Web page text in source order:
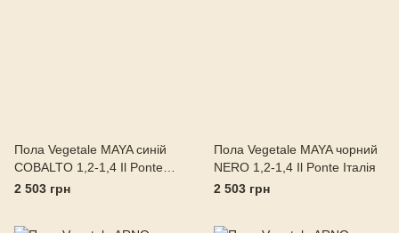
Пола Vegetale MAYA синій
COBALTO 1,2-1,4 Il Ponte
Італія
2 503 грн
Пола Vegetale MAYA чорний
NERO 1,2-1,4 Il Ponte Італія
2 503 грн